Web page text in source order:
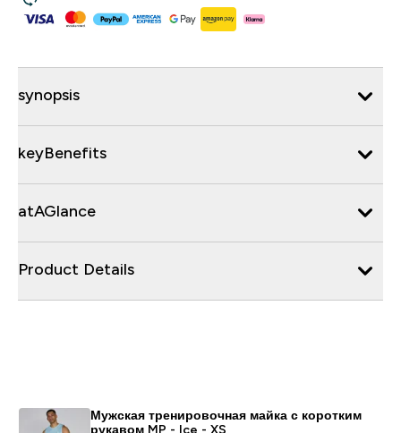
synopsis
keyBenefits
atAGlance
Product Details
Мужская тренировочная майка с коротким
рукавом MP - Ice - XS